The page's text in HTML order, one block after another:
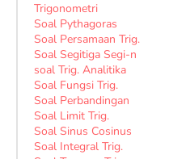
Trigonometri
Soal Pythagoras
Soal Persamaan Trig.
Soal Segitiga Segi-n
soal Trig. Analitika
Soal Fungsi Trig.
Soal Perbandingan
Soal Limit Trig.
Soal Sinus Cosinus
Soal Integral Trig.